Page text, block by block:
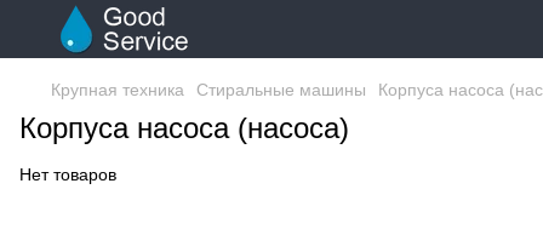
Крупная техника Стиральные машины Корпуса насоса
Корпуса насоса (насоса)
Нет товаров